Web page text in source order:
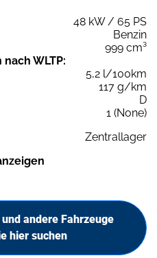
48 kW / 65 PS
Benzin
999 cm³
WLTP:
5,2 l/100km
117 g/km
D
1 (None)
Zentrallager
andere Fahrzeuge
hier suchen